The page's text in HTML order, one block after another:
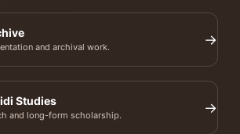
and archival work. →
Studies
and long-form scholarship. →